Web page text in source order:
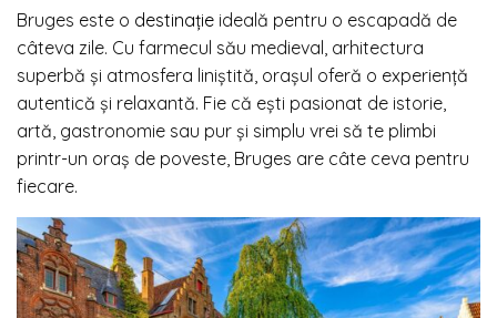
Bruges este o destinație ideală pentru o escapadă de
câteva zile. Cu farmecul său medieval, arhitectura
superbă și atmosfera liniștită, orașul oferă o experiență
autentică și relaxantă. Fie că ești pasionat de istorie,
artă, gastronomie sau pur și simplu vrei să te plimbi
printr-un oraș de poveste, Bruges are câte ceva pentru
fiecare.